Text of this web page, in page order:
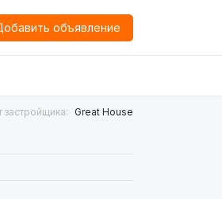
объявление
Great House